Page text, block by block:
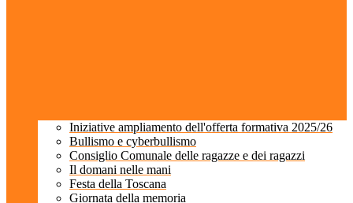
Iniziative ampliamento dell'offerta formativa 2025/26
Bullismo e cyberbullismo
Consiglio Comunale delle ragazze e dei ragazzi
Il domani nelle mani
Festa della Toscana
Giornata della memoria